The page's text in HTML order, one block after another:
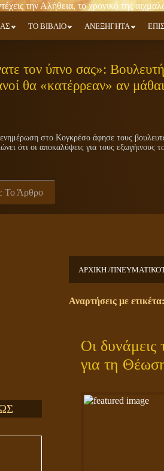
ΤΟ ΒΙΒΛΙΟ ΑΝΕΞΗΓΗΤΑ
τον ύπνο σας»:
θα «κατέρρεαν» αν
στο Κογκρέσο άφησε τους
ότι οι αποκαλύψεις για τους εξωγήινους
Το Άρθρο
ΑΡΧΙΚΗ /
Αναρτήσεις με
Οι δυνάμεις
για τη